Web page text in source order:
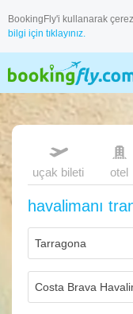
BookingFly'i kullanarak
bilgi için tıklayınız.
uçak bileti otel
havalimanı